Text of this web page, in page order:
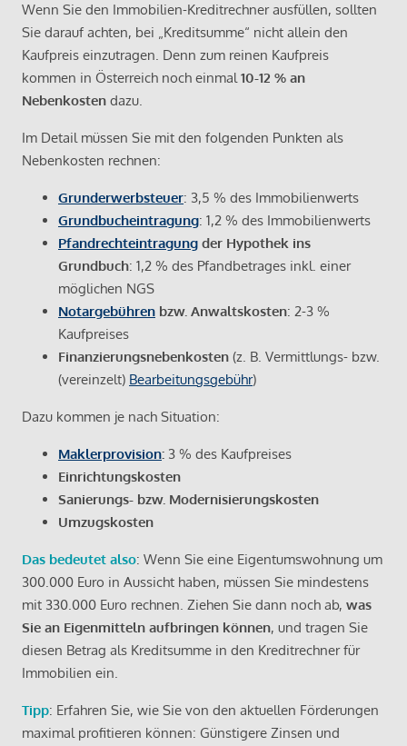
Wenn Sie den Immobilien-Kreditrechner ausfüllen, sollten
Sie darauf achten, bei „Kreditsumme“ nicht allein den
Kaufpreis einzutragen. Denn zum reinen Kaufpreis
kommen in Österreich noch einmal10-12 % an
Nebenkosten dazu.
Im Detail müssen Sie mit den folgenden Punkten als
Nebenkosten rechnen:
Grunderwerbsteuer: 3,5 % des Immobilienwerts
Grundbucheintragung: 1,2 % des Immobilienwerts
Pfandrechteintragung der Hypothek ins
Grundbuch: 1,2 % des Pfandbetrages inkl. einer
möglichen NGS
Notargebühren bzw. Anwaltskosten: 2-3 %
Kaufpreises
Finanzierungsnebenkosten (z. B. Vermittlungs- bzw.
(vereinzelt) Bearbeitungsgebühr)
Dazu kommen je nach Situation:
Maklerprovision: 3 % des Kaufpreises
Einrichtungskosten
Sanierungs- bzw. Modernisierungskosten
Umzugskosten
Das bedeutet also: Wenn Sie eine Eigentumswohnung um
300.000 Euro in Aussicht haben, müssen Sie mindestens
mit 330.000 Euro rechnen. Ziehen Sie dann noch ab, was
Sie an Eigenmitteln aufbringen können, und tragen Sie
diesen Betrag als Kreditsumme in den Kreditrechner für
Immobilien ein.
Tipp: Erfahren Sie, wie Sie von den aktuellen Förderungen
maximal profitieren können: Günstigere Zinsen und